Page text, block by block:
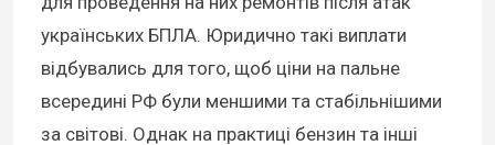
українських БПЛА. Юридично такі виплати
відбувались для того, щоб ціни на пальне
всередині РФ були меншими та стабільнішими
за світові. Однак на практиці бензин та інші